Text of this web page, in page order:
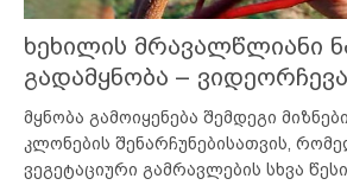
ხეხილის მრავალწლიანი
გადამყნობა – ვიდეორჩევა
მყნობა გამოიყენება შემდეგი
კლონების შენარჩუნებისათვის,
ვეგეტაციური გამრავლების სხვა